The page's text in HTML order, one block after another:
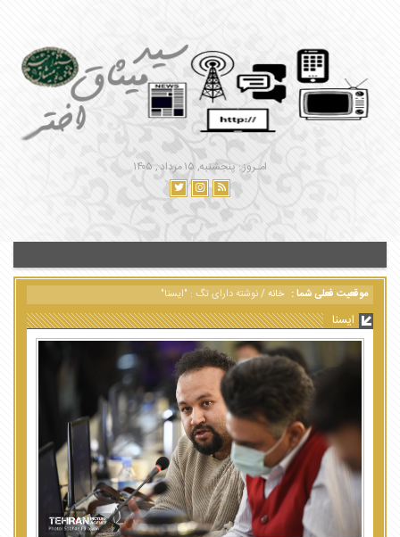
امـروز : پنجشنبه, ۱۵ مرداد , ۱۴۰۵
موقعیت فعلی شما : خانه/نوشته دارای تگ : "ایسنا"
ایسنا